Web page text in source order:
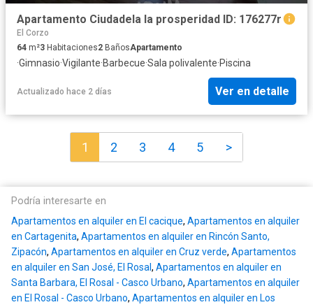
Apartamento Ciudadela la prosperidad ID: 176277r
El Corzo
64 m²3 Habitaciones2 BañosApartamento
·Gimnasio·Vigilante·Barbecue·Sala polivalente·Piscina
Actualizado hace 2 días Ver en detalle
1 2 3 4 5 >
Podría interesarte en
Apartamentos en alquiler en El cacique, Apartamentos en alquiler
en Cartagenita, Apartamentos en alquiler en Rincón Santo,
Zipacón, Apartamentos en alquiler en Cruz verde, Apartamentos
en alquiler en San José, El Rosal, Apartamentos en alquiler en
Santa Barbara, El Rosal - Casco Urbano, Apartamentos en alquiler
en El Rosal - Casco Urbano, Apartamentos en alquiler en Los